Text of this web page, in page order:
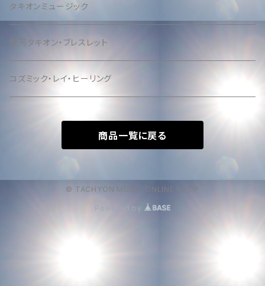
タキオンミュージック
銀河タキオン・ブレスレット
コズミック・レイ・ヒーリング
商品一覧に戻る
© TACHYON MUSIC ONLINE SHOP
Powered by